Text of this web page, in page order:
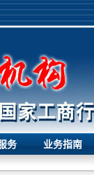
务 业务指南